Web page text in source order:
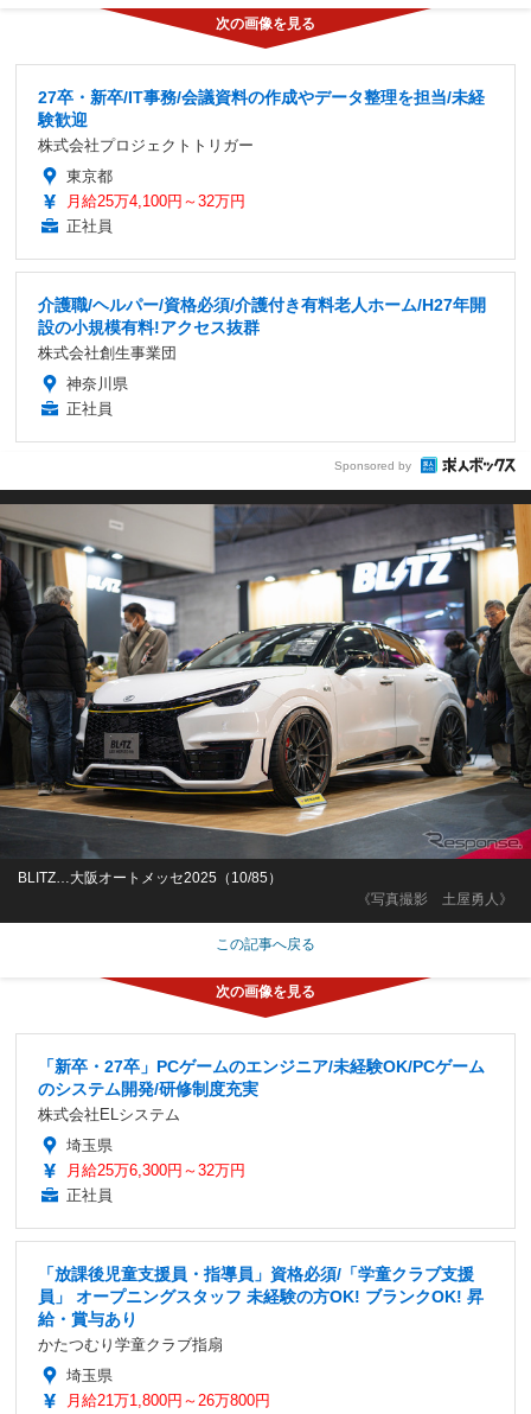
27卒・新卒/IT事務/会議資料の作成やデータ整理を担当/未経
験歓迎
株式会社プロジェクトトリガー
東京都
月給25万4,100円～32万円
正社員
介護職/ヘルパー/資格必須/介護付き有料老人ホーム/H27年開
設の小規模有料!アクセス抜群
株式会社創生事業団
神奈川県
正社員
Sponsored by
《写真撮影 土屋勇人》
BLITZ…大阪オートメッセ2025（10/85）
この記事へ戻る
「新卒・27卒」PCゲームのエンジニア/未経験OK/PCゲーム
のシステム開発/研修制度充実
株式会社ELシステム
埼玉県
月給25万6,300円～32万円
正社員
「放課後児童支援員・指導員」資格必須/「学童クラブ支援
員」 オープニングスタッフ 未経験の方OK! ブランクOK! 昇
給・賞与あり
かたつむり学童クラブ指扇
埼玉県
月給21万1,800円～26万800円